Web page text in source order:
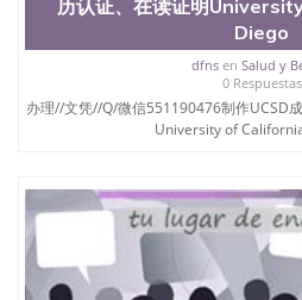
历认证、在读证明
Diego
dfnsen Salud y
0 Respuestas
办理//文凭//Q/微信551190476制作UCSD
University of